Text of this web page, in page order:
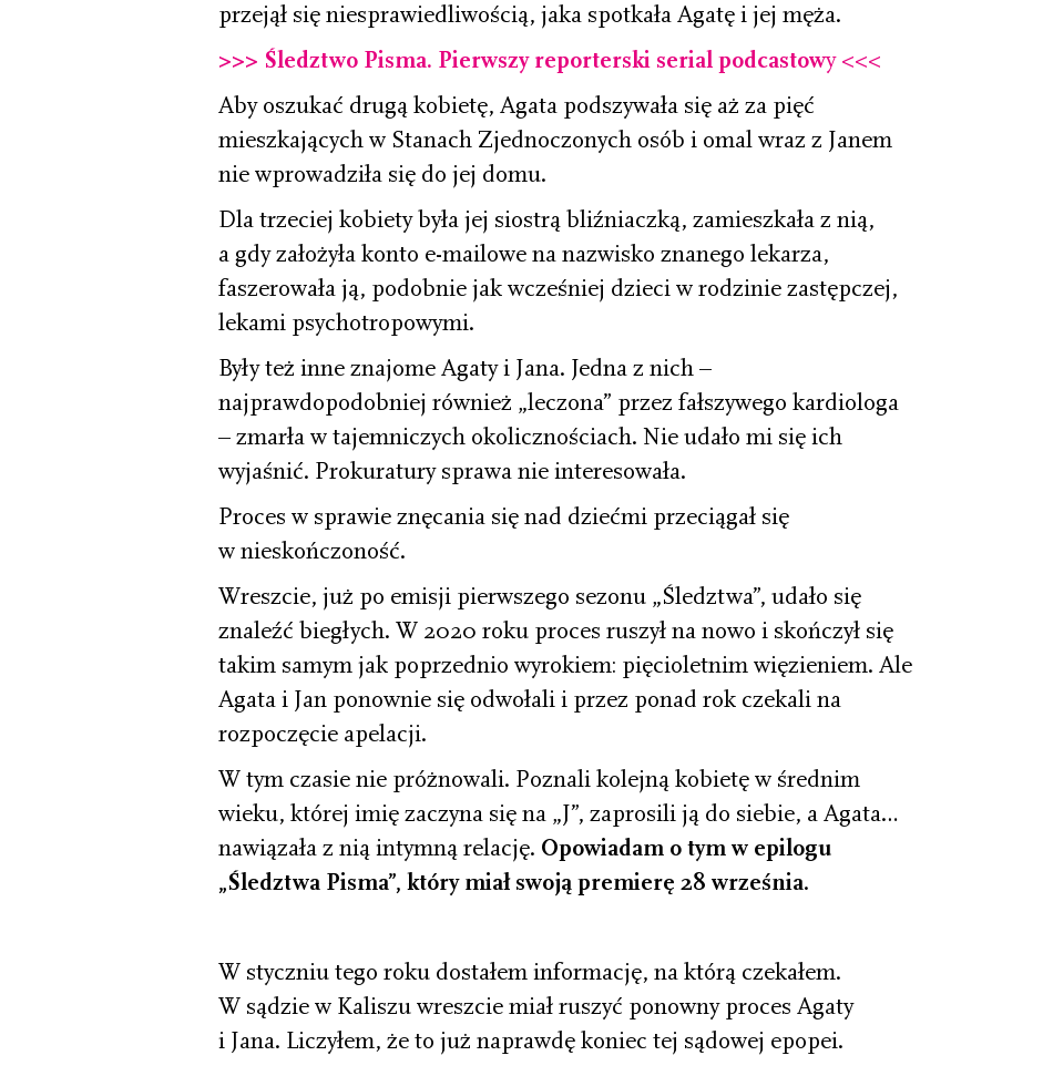
przejął się niesprawiedliwością, jaka spotkała Agatę i jej męża.
>>> Śledztwo Pisma. Pierwszy reporterski serial podcastowy <<<
Aby oszukać drugą kobietę, Agata podszywała się aż za pięć
mieszkających w Stanach Zjednoczonych osób i omal wraz z Janem
nie wprowadziła się do jej domu.
Dla trzeciej kobiety była jej siostrą bliźniaczką, zamieszkała z nią,
a gdy założyła konto e-mailowe na nazwisko znanego lekarza,
faszerowała ją, podobnie jak wcześniej dzieci w rodzinie zastępczej,
lekami psychotropowymi.
Były też inne znajome Agaty i Jana. Jedna z nich –
najprawdopodobniej również „leczona” przez fałszywego kardiologa
– zmarła w tajemniczych okolicznościach. Nie udało mi się ich
wyjaśnić. Prokuratury sprawa nie interesowała.
Proces w sprawie znęcania się nad dziećmi przeciągał się
w nieskończoność.
Wreszcie, już po emisji pierwszego sezonu „Śledztwa”, udało się
znaleźć biegłych. W 2020 roku proces ruszył na nowo i skończył się
takim samym jak poprzednio wyrokiem: pięcioletnim więzieniem. Ale
Agata i Jan ponownie się odwołali i przez ponad rok czekali na
rozpoczęcie apelacji.
W tym czasie nie próżnowali. Poznali kolejną kobietę w średnim
wieku, której imię zaczyna się na „J”, zaprosili ją do siebie, a Agata…
nawiązała z nią intymną relację. Opowiadam o tym w epilogu
„Śledztwa Pisma”, który miał swoją premierę 28 września.
W styczniu tego roku dostałem informację, na którą czekałem.
W sądzie w Kaliszu wreszcie miał ruszyć ponowny proces Agaty
i Jana. Liczyłem, że to już naprawdę koniec tej sądowej epopei.